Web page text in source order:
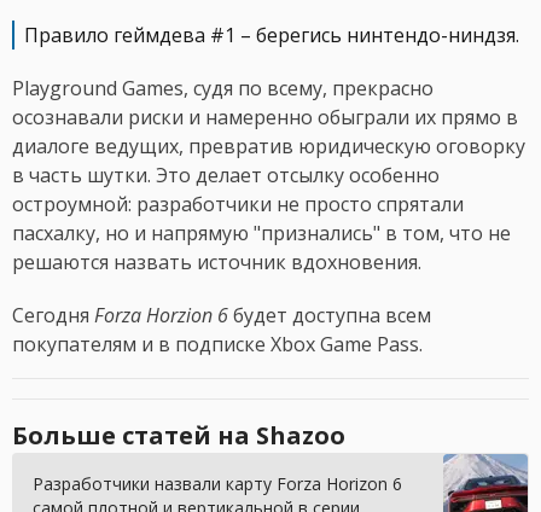
Правило геймдева #1 – берегись нинтендо-ниндзя.
Playground Games, судя по всему, прекрасно
осознавали риски и намеренно обыграли их прямо в
диалоге ведущих, превратив юридическую оговорку
в часть шутки. Это делает отсылку особенно
остроумной: разработчики не просто спрятали
пасхалку, но и напрямую "признались" в том, что не
решаются назвать источник вдохновения.
Сегодня Forza Horzion 6будет доступна всем
покупателям и в подписке Xbox Game Pass.
Больше статей на Shazoo
Разработчики назвали карту Forza Horizon 6